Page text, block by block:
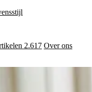
2.617 Over ons